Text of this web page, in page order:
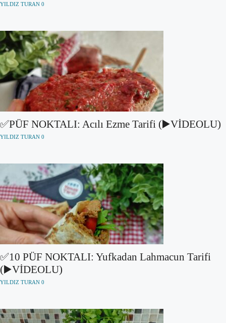
YILDIZ TURAN 0
✅PÜF NOKTALI: Acılı Ezme Tarifi (▶️VİDEOLU)
YILDIZ TURAN 0
✅10 PÜF NOKTALI: Yufkadan Lahmacun Tarifi
(▶️VİDEOLU)
YILDIZ TURAN 0